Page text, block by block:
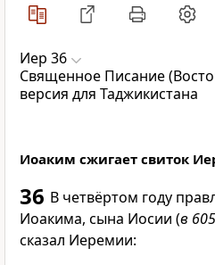
Иер 36
Священное Писание
версия для Таджикистана
Иоаким сжигает свиток
36 В четвёртом году
Иоакима, сына Иосии (в
сказал Иеремии: